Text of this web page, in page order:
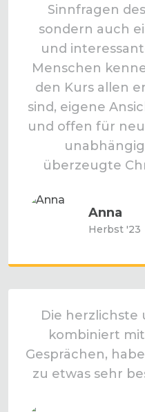
Sinnfragen
sondern auch
und
Menschen
den Kurs allen
sind, eigene
und offen für
überzeugte
Anna
Herbst '23
Die herzlichste
kombiniert
Gesprächen,
zu etwas sehr